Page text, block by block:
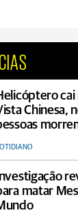
cai
Chinesa,
Investigação
matar